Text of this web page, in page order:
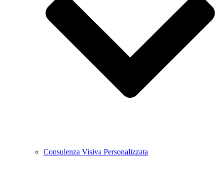
Consulenza Visiva Personalizzata